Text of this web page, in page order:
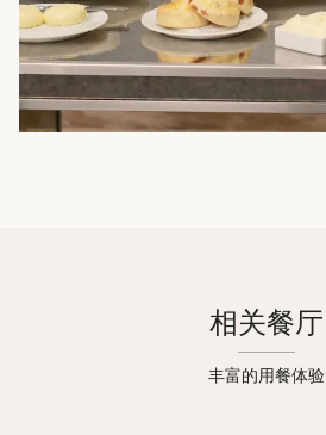
相关餐厅
丰富的用餐体验